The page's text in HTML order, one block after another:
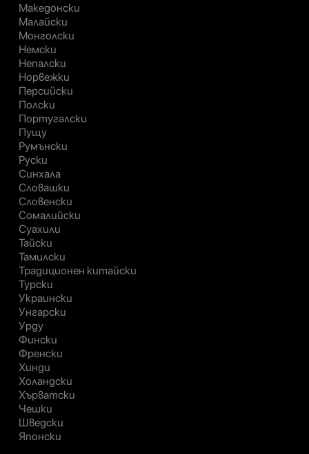
Македонски
Малайски
Монголски
Немски
Непалски
Норвежки
Персийски
Полски
Португалски
Пущу
Румънски
Руски
Синхала
Словашки
Словенски
Сомалийски
Суахили
Тайски
Тамилски
Традиционен китайски
Турски
Украински
Унгарски
Урду
Фински
Френски
Хинди
Холандски
Хърватски
Чешки
Шведски
Японски